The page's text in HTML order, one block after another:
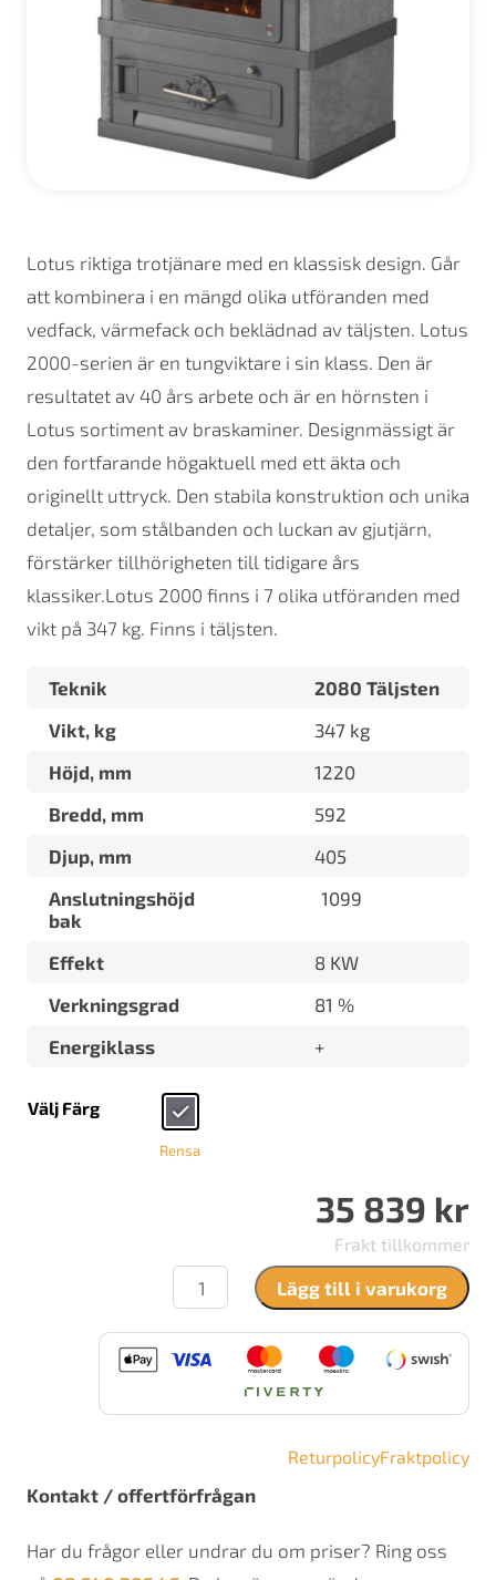
Lotus riktiga trotjänare med en klassisk design. Går
att kombinera i en mängd olika utföranden med
vedfack, värmefack och beklädnad av täljsten. Lotus
2000-serien är en tungviktare i sin klass. Den är
resultatet av 40 års arbete och är en hörnsten i
Lotus sortiment av braskaminer. Designmässigt är
den fortfarande högaktuell med ett äkta och
originellt uttryck. Den stabila konstruktion och unika
detaljer, som stålbanden och luckan av gjutjärn,
förstärker tillhörigheten till tidigare års
klassiker.Lotus 2000 finns i 7 olika utföranden med
vikt på 347 kg. Finns i täljsten.
Teknik
2080 Täljsten
Vikt, kg
347 kg
Höjd, mm
1220
Bredd, mm
592
Djup, mm
405
Anslutningshöjd
bak
1099
Effekt
8 KW
Verkningsgrad
81 %
Energiklass
+
Välj Färg
Rensa
35 839 kr
Frakt tillkommer
Lotus
2080
Lägg till i varukorg
ReturpolicyFraktpolicy
Kontakt / offertförfrågan
Har du frågor eller undrar du om priser? Ring oss